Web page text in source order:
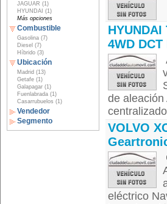
JAGUAR (1)
HYUNDAI (1)
Más opciones
Combustible
Gasolina (7)
Diesel (7)
Híbrido (3)
Ubicación
Madrid (13)
Getafe (1)
Galapagar (1)
Fuenlabrada (1)
Casarrubuelos (1)
Vendedor
Segmento
HYUNDAI
4WD
de aleación
VOLVO
eléctrico